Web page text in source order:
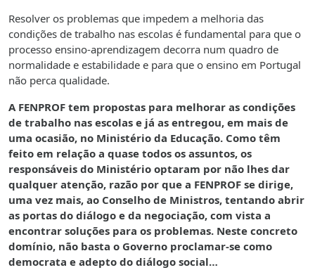
Resolver os problemas que impedem a melhoria das
condições de trabalho nas escolas é fundamental para que o
processo ensino-aprendizagem decorra num quadro de
normalidade e estabilidade e para que o ensino em Portugal
não perca qualidade.
A FENPROF tem propostas para melhorar as condições
de trabalho nas escolas e já as entregou, em mais de
uma ocasião, no Ministério da Educação. Como têm
feito em relação a quase todos os assuntos, os
responsáveis do Ministério optaram por não lhes dar
qualquer atenção, razão por que a FENPROF se dirige,
uma vez mais, ao Conselho de Ministros, tentando abrir
as portas do diálogo e da negociação, com vista a
encontrar soluções para os problemas. Neste concreto
domínio, não basta o Governo proclamar-se como
democrata e adepto do diálogo social…